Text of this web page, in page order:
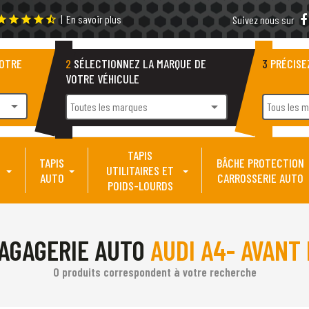
starstarstarstar_half | En savoir plus Suivez nous sur
arrow_drop_down
2 SÉLECTIONNEZ LA MARQUE DE
VOTRE VÉHICULE
Toutes les marques arrow_drop_down
3
Tous les
TAPIS
AUTO
TAPIS
UTILITAIRES ET
POIDS-LOURDS
BÂCHE PROTECTION
CARROSSERIE AUTO
AUTO AUDI A4- AVANT
0 produits correspondent à votre recherche